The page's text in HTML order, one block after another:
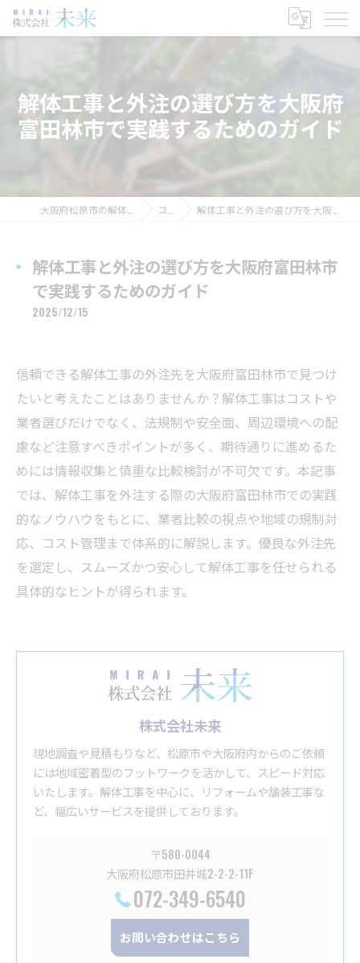
解体工事と外注の選び方を大阪府
富田林市で実践するためのガイド
コラム 解体工事と外注の選び方を大阪府富田林市で実践するためのガイド
解体工事と外注の選び方を大阪府富田林市
で実践するためのガイド
2025/12/15
信頼できる解体工事の外注先を大阪府富田林市で見つけ
たいと考えたことはありませんか？解体工事はコストや
業者選びだけでなく、法規制や安全面、周辺環境への配
慮など注意すべきポイントが多く、期待通りに進めるた
めには情報収集と慎重な比較検討が不可欠です。本記事
では、解体工事を外注する際の大阪府富田林市での実践
的なノウハウをもとに、業者比較の視点や地域の規制対
応、コスト管理まで体系的に解説します。優良な外注先
を選定し、スムーズかつ安心して解体工事を任せられる
具体的なヒントが得られます。
株式会社未来
現地調査や見積もりなど、松原市や大阪府内からのご依頼
には地域密着型のフットワークを活かして、スピード対応
いたします。解体工事を中心に、リフォームや舗装工事な
ど、幅広いサービスを提供しております。
〒580-0044
大阪府松原市田井城2-2-2-11F
072-349-6540
お問い合わせはこちら